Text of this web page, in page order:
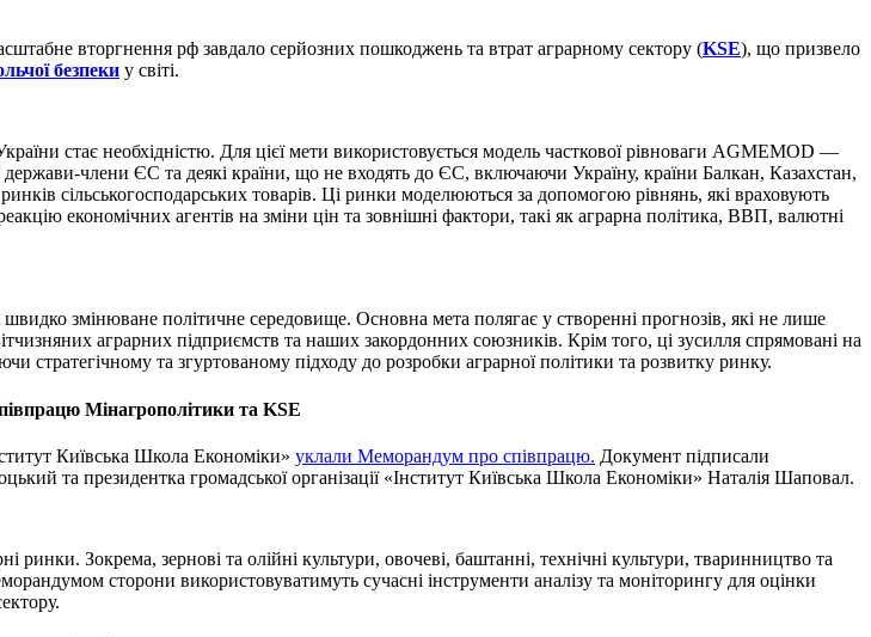
вторгнення рф завдало серйозних пошкоджень та втрат аграрному сектору (KSE), що призвело
безпеки у світі.
стає необхідністю. Для цієї мети використовується модель часткової рівноваги AGMEMOD —
члени ЄС та деякі країни, що не входять до ЄС, включаючи Україну, країни Балкан, Казахстан,
сільськогосподарських товарів. Ці ринки моделюються за допомогою рівнянь, які враховують
економічних агентів на зміни цін та зовнішні фактори, такі як аграрна політика, ВВП, валютні
змінюване політичне середовище. Основна мета полягає у створенні прогнозів, які не лише
аграрних підприємств та наших закордонних союзників. Крім того, ці зусилля спрямовані на
стратегічному та згуртованому підходу до розробки аграрної політики та розвитку ринку.
Мінагрополітики та KSE
Київська Школа Економіки» уклали Меморандум про співпрацю. Документ підписали
та президентка громадської організації «Інститут Київська Школа Економіки» Наталія Шаповал.
Зокрема, зернові та олійні культури, овочеві, баштанні, технічні культури, тваринництво та
сторони використовуватимуть сучасні інструменти аналізу та моніторингу для оцінки